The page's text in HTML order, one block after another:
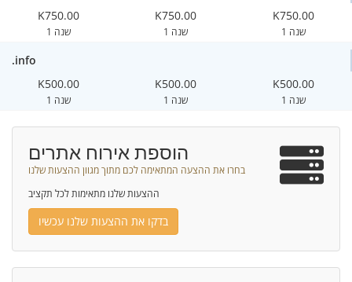
K750.00
1 שנה
K750.00
1 שנה
K750.00
1 שנה
.info
K500.00
1 שנה
K500.00
1 שנה
K500.00
1 שנה
הוספת אירוח אתרים
בחרו את ההצעה המתאימה לכם מתוך מגוון ההצעות שלנו
ההצעות שלנו מתאימות לכל תקציב
בדקו את ההצעות שלנו עכשיו